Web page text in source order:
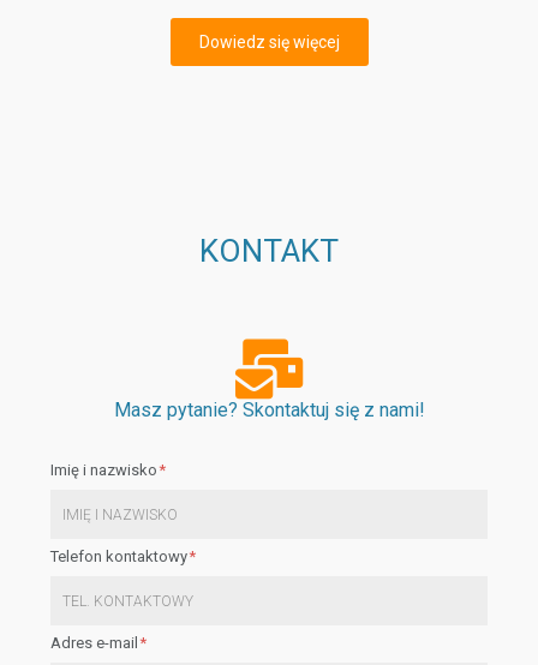
Dowiedz się więcej
KONTAKT
Masz pytanie? Skontaktuj się z nami!
Imię i nazwisko
Telefon kontaktowy
Adres e-mail